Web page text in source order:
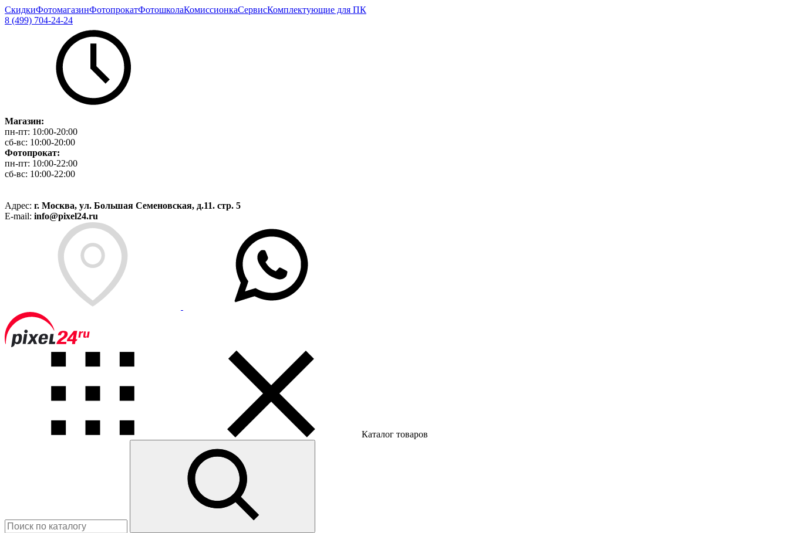
СкидкиФотомагазинФотопрокатФотошколаКомиссионкаСервисКомплектующие для ПК
8 (499) 704-24-24
Магазин:
пн-пт: 10:00-20:00
сб-вс: 10:00-20:00
Фотопрокат:
пн-пт: 10:00-22:00
сб-вс: 10:00-22:00
Адрес: г. Москва, ул. Большая Семеновская, д.11. стр. 5
E-mail: info@pixel24.ru
Каталог товаров